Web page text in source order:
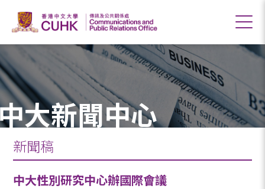
大新聞中心
新聞稿
中大性別研究中心辦國際會議